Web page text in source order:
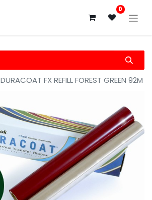
0
DURACOAT FX REFILL FOREST GREEN 92M